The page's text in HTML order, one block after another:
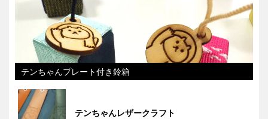
テンちゃんプレート付き鈴箱
テンちゃんレザークラフト